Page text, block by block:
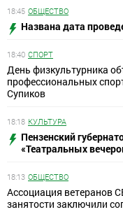
18:45 ОБЩЕСТВО
Названа дата
18:40 СПОРТ
День физкультурника
профессиональных
Супиков
18:18 КУЛЬТУРА
Пензенский
«Театральных
18:13 ОБЩЕСТВО
Ассоциация ветеранов
занятости заключили